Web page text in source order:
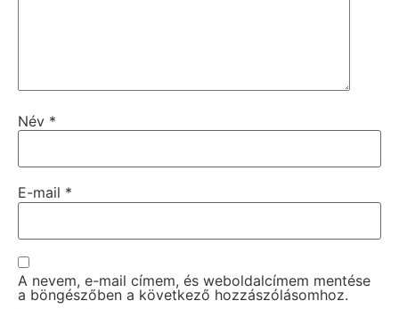
Név *
E-mail *
A nevem, e-mail címem, és weboldalcímem mentése
a böngészőben a következő hozzászólásomhoz.